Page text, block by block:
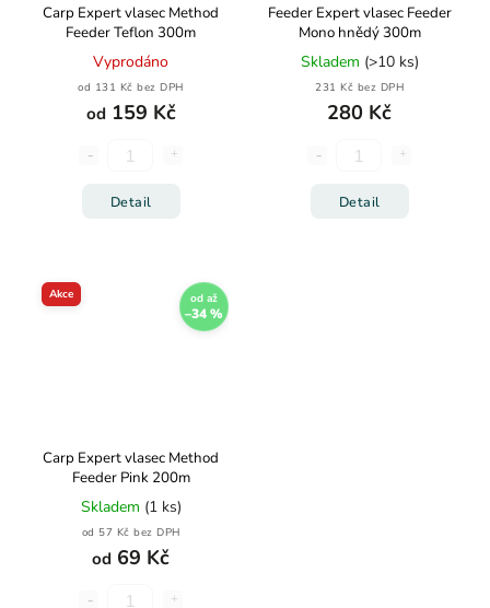
Carp Expert vlasec Method
Feeder Teflon 300m
Vyprodáno
od 131 Kč bez DPH
od159 Kč
Detail
Feeder Expert vlasec Feeder
Mono hnědý 300m
Skladem (>10 ks)
231 Kč bez DPH
280 Kč
Detail
Akce od až
–34 %
Carp Expert vlasec Method
Feeder Pink 200m
Skladem (1 ks)
od 57 Kč bez DPH
od 69 Kč